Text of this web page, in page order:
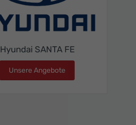
Hyundai SANTA FE
Unsere Angebote